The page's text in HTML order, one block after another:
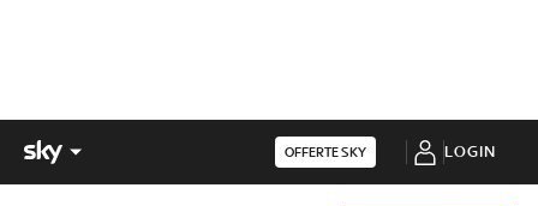
OFFERTE SKY LOGIN